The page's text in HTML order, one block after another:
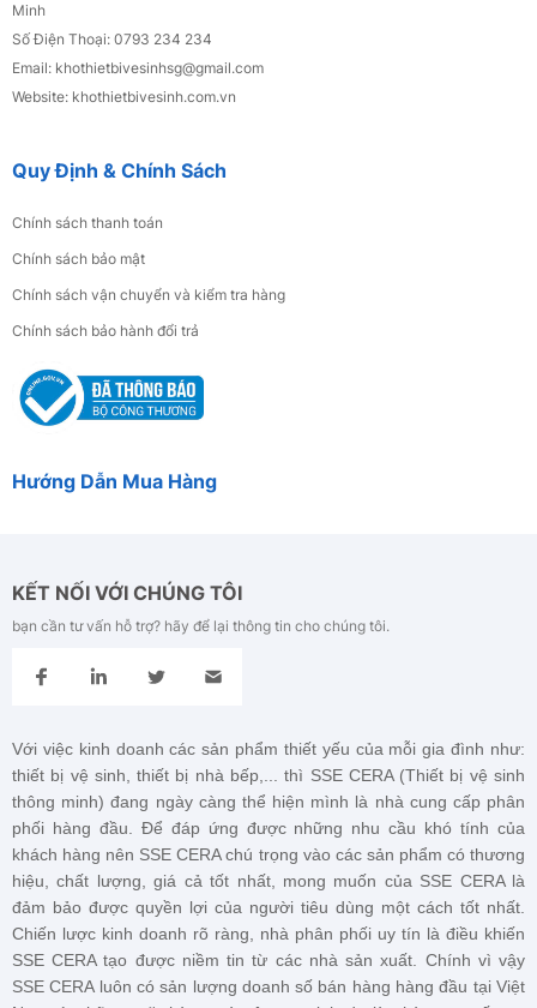
Bồn Cầu Trứng Trắng SSE-2298
3.100.000đ
250.000đ
Minh
Số Điện Thoại: 0793 234 234
Email: khothietbivesinhsg@gmail.com
Website: khothietbivesinh.com.vn
Quy Định & Chính Sách
Chính sách thanh toán
Chính sách bảo mật
Chính sách vận chuyển và kiểm tra hàng
Chính sách bảo hành đổi trả
Hướng Dẫn Mua Hàng
KẾT NỐI VỚI CHÚNG TÔI
bạn cần tư vấn hỗ trợ? hãy để lại thông tin cho chúng tôi.
Với việc kinh doanh các sản phẩm thiết yếu của mỗi gia đình như:
thiết bị vệ sinh, thiết bị nhà bếp,... thì SSE CERA (Thiết bị vệ sinh
thông minh) đang ngày càng thể hiện mình là nhà cung cấp phân
phối hàng đầu. Để đáp ứng được những nhu cầu khó tính của
khách hàng nên SSE CERAchú trọng vào các sản phẩm có thương
hiệu, chất lượng, giá cả tốt nhất, mong muốn của SSE CERAlà
đảm bảo được quyền lợi của người tiêu dùng một cách tốt nhất.
Chiến lược kinh doanh rõ ràng, nhà phân phối uy tín là điều khiến
SSE CERAtạo được niềm tin từ các nhà sản xuất. Chính vì vậy
SSE CERAluôn có sản lượng doanh số bán hàng hàng đầu tại Việt